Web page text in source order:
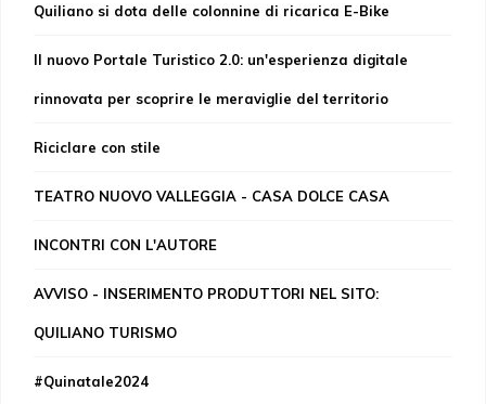
Quiliano si dota delle colonnine di ricarica E-Bike
Il nuovo Portale Turistico 2.0: un'esperienza digitale
rinnovata per scoprire le meraviglie del territorio
Riciclare con stile
TEATRO NUOVO VALLEGGIA - CASA DOLCE CASA
INCONTRI CON L'AUTORE
AVVISO - INSERIMENTO PRODUTTORI NEL SITO:
QUILIANO TURISMO
#Quinatale2024